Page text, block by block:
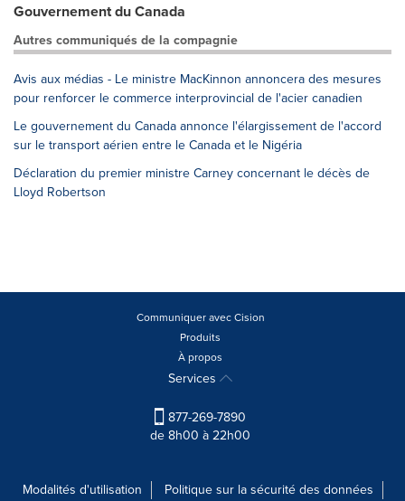
Gouvernement du Canada
Autres communiqués de la compagnie
Avis aux médias - Le ministre MacKinnon annoncera des mesures
pour renforcer le commerce interprovincial de l'acier canadien
Le gouvernement du Canada annonce l'élargissement de l'accord
sur le transport aérien entre le Canada et le Nigéria
Déclaration du premier ministre Carney concernant le décès de
Lloyd Robertson
Communiquer avec Cision
Produits
À propos
Services
877-269-7890
de 8h00 à 22h00
Modalités d'utilisation Politique sur la sécurité des données